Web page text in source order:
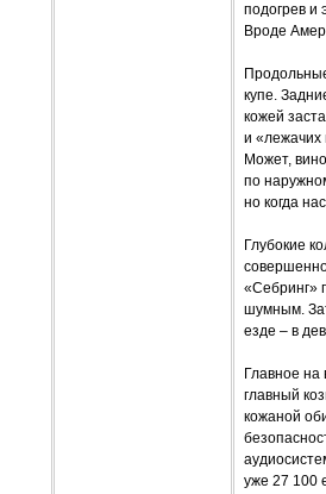
подогрев и
Вроде
купе.
кожей
и «лежачих
Может,
по
но когда
Глубокие
«Себринг»
шумным.
езде – в
Главное
главный
кожаной
уже 27 100